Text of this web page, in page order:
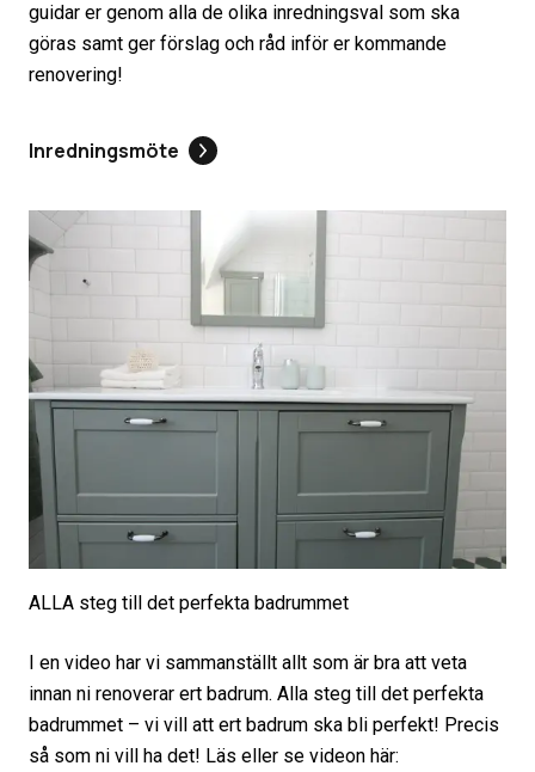
guidar er genom alla de olika inredningsval som ska
göras samt ger förslag och råd inför er kommande
renovering!
Inredningsmöte
ALLA steg till det perfekta badrummet
I en video har vi sammanställt allt som är bra att veta
innan ni renoverar ert badrum. Alla steg till det perfekta
badrummet – vi vill att ert badrum ska bli perfekt! Precis
så som ni vill ha det! Läs eller se videon här: